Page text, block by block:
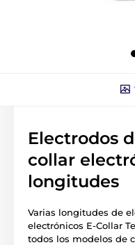
Electrodos
collar
longitudes
Varias longitudes de
electrónicos E-Collar
todos los modelos de